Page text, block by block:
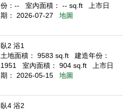
份：--
室內面積： -- sq.ft
上市日
期： 2026-07-27
地圖
臥2 浴1
土地面積： 9583 sq.ft
建造年份：
1951
室內面積： 904 sq.ft
上市日
期： 2026-05-15
地圖
臥4 浴2